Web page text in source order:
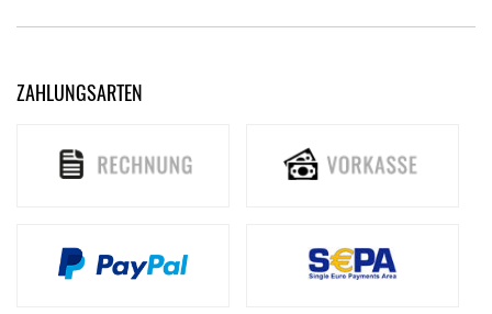
ZAHLUNGSARTEN